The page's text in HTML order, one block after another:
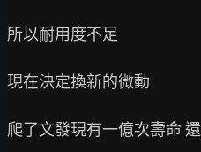
所以耐用度不足
現在決定換新的微動
爬了文發現有一億次壽命